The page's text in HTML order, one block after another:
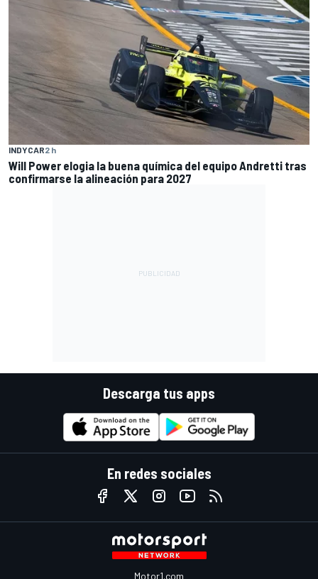
INDYCAR2 h
Will Power elogia la buena química del equipo Andretti tras
confirmarse la alineación para 2027
Descarga tus apps
En redes sociales
Motor1.com